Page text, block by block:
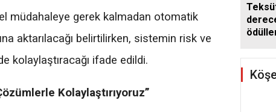
müdahaleye gerek kalmadan otomatik
aktarılacağı belirtilirken, sistemin risk ve
kolaylaştıracağı ifade edildi.
Kolaylaştırıyoruz”